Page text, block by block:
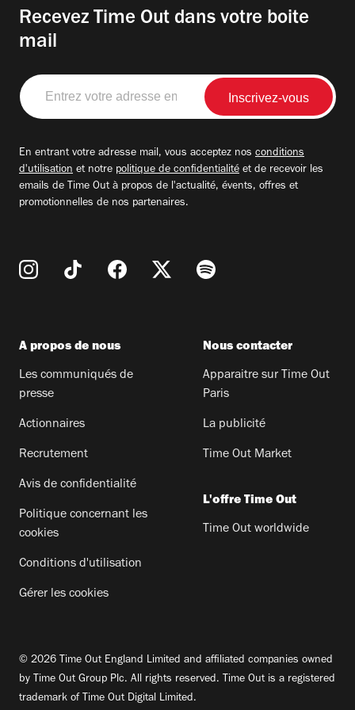
Recevez Time Out dans votre boite
mail
Entrez
votre
adresse
En entrant votre adresse mail, vous acceptez nos conditions
d'utilisation et notre politique de confidentialité et de recevoir les
emails de Time Out à propos de l'actualité, évents, offres et
promotionnelles de nos partenaires.
A propos de nous
Les communiqués de
presse
Actionnaires
Recrutement
Avis de confidentialité
Politique concernant les
cookies
Conditions d'utilisation
Gérer les cookies
Nous contacter
Apparaitre sur Time Out
Paris
La publicité
Time Out Market
L'offre Time Out
Time Out worldwide
© 2026 Time Out England Limited and affiliated companies owned
by Time Out Group Plc. All rights reserved. Time Out is a registered
trademark of Time Out Digital Limited.